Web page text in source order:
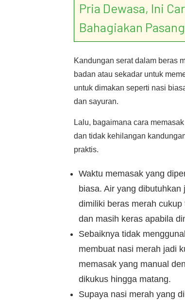
Pria Dewasa, Ini
Bahagiakan
Kandungan serat dalam beras
badan atau sekadar untuk
untuk dimakan seperti nasi
dan sayuran.
Lalu, bagaimana cara
dan tidak kehilangan
praktis.
Waktu memasak yang
biasa. Air yang
dimiliki beras merah
dan masih keras apabila
Sebaiknya tidak
membuat nasi merah jadi
memasak yang manual
dikukus hingga matang.
Supaya nasi merah yang